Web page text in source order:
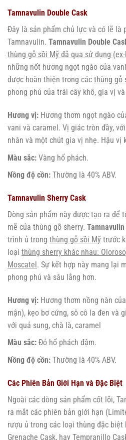
Tamnavulin Double Cask
Đây là sản phẩm chủ lực và có lẽ là
Tamnavulin. Tamnavulin Double
thùng gỗ sồi Mỹ đã qua sử dụng
những nốt hương ngọt ngào của
được hoàn thiện trong các thùng gỗ
phong phú của trái cây khô, gia vị
Hương vị: Hương thơm ngọt ngào
vani và caramel. Vị giác tròn đầy,
nhân và một chút gia vị nhẹ. Hậu vị
Màu sắc: Vàng hổ phách.
Nồng độ cồn: Thường là 40% ABV.
Tamnavulin Sherry Cask
Dòng sản phẩm này được tạo ra để
mẽ của thùng gỗ sherry.
trình ủ trong thùng gỗ sồi Mỹ trước
loại thùng sherry khác nhau:
Moscatel. Sự kết hợp này mang lại
phong phú và sâu lắng hơn.
Hương vị: Hương thơm nồng nàn
mận), kẹo bơ cứng, sô cô la đen và
với quả sung, chà là, caramel
Màu sắc: Đỏ hổ phách đậm.
Nồng độ cồn: Thường là 40% ABV.
Các Phiên Bản Giới Hạn và Đặc Biệt
Ngoài các dòng sản phẩm cốt lõi,
ra mắt các phiên bản giới hạn
rượu ủ trong các loại thùng đặc biệt
Grenache Cask, hay Tempranillo